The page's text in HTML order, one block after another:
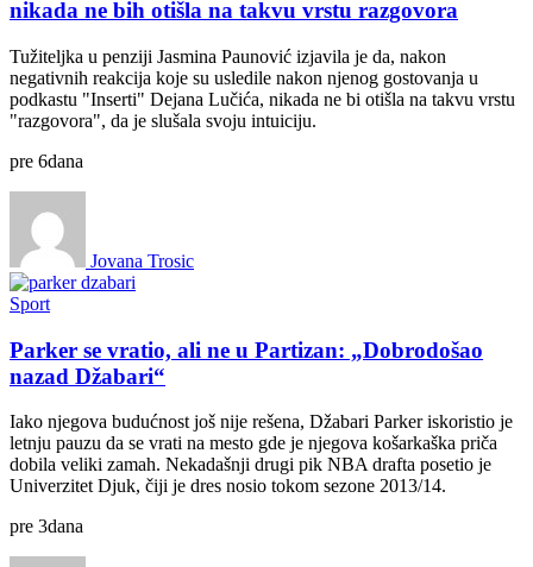
nikada ne bih otišla na takvu vrstu razgovora
Tužiteljka u penziji Jasmina Paunović izjavila je da, nakon
negativnih reakcija koje su usledile nakon njenog gostovanja u
podkastu "Inserti" Dejana Lučića, nikada ne bi otišla na takvu vrstu
"razgovora", da je slušala svoju intuiciju.
pre 6dana
Jovana Trosic
Sport
Parker se vratio, ali ne u Partizan: „Dobrodošao
nazad Džabari“
Iako njegova budućnost još nije rešena, Džabari Parker iskoristio je
letnju pauzu da se vrati na mesto gde je njegova košarkaška priča
dobila veliki zamah. Nekadašnji drugi pik NBA drafta posetio je
Univerzitet Djuk, čiji je dres nosio tokom sezone 2013/14.
pre 3dana